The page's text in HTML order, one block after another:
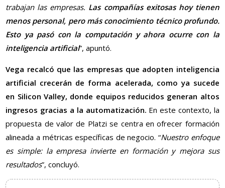
trabajan las empresas. Las compañías exitosas hoy tienen
menos personal, pero más conocimiento técnico profundo.
Esto ya pasó con la computación y ahora ocurre con la
inteligencia artificial”, apuntó.
Vega recalcó que las empresas que adopten inteligencia
artificial crecerán de forma acelerada, como ya sucede
en Silicon Valley, donde equipos reducidos generan altos
ingresos gracias a la automatización. En este contexto, la
propuesta de valor de Platzi se centra en ofrecer formación
alineada a métricas específicas de negocio. “Nuestro enfoque
es simple: la empresa invierte en formación y mejora sus
resultados”, concluyó.